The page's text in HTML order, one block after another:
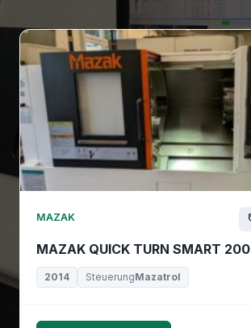
MAZAK
MAZAK QUICK TURN SMART 200
2014 SteuerungMazatrol